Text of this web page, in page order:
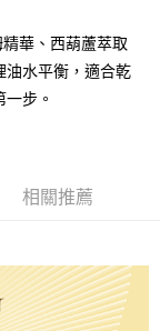
華、西葫蘆萃取
油水平衡，適合乾
步。
相關推薦